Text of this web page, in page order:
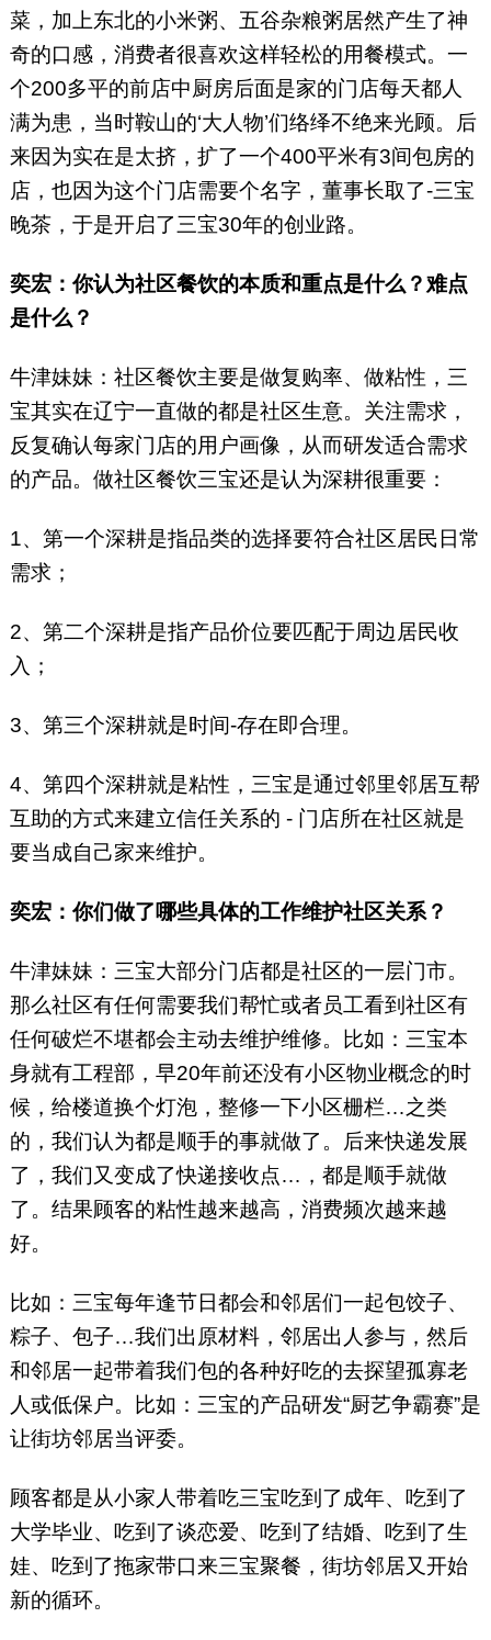
菜，加上东北的小米粥、五谷杂粮粥居然产生了神
奇的口感，消费者很喜欢这样轻松的用餐模式。一
个200多平的前店中厨房后面是家的门店每天都人
满为患，当时鞍山的‘大人物’们络绎不绝来光顾。后
来因为实在是太挤，扩了一个400平米有3间包房的
店，也因为这个门店需要个名字，董事长取了-三宝
晚茶，于是开启了三宝30年的创业路。
奕宏：你认为社区餐饮的本质和重点是什么？难点
是什么？
牛津妹妹：社区餐饮主要是做复购率、做粘性，三
宝其实在辽宁一直做的都是社区生意。关注需求，
反复确认每家门店的用户画像，从而研发适合需求
的产品。做社区餐饮三宝还是认为深耕很重要：
1、第一个深耕是指品类的选择要符合社区居民日常
需求；
2、第二个深耕是指产品价位要匹配于周边居民收
入；
3、第三个深耕就是时间-存在即合理。
4、第四个深耕就是粘性，三宝是通过邻里邻居互帮
互助的方式来建立信任关系的 - 门店所在社区就是
要当成自己家来维护。
奕宏：你们做了哪些具体的工作维护社区关系？
牛津妹妹：三宝大部分门店都是社区的一层门市。
那么社区有任何需要我们帮忙或者员工看到社区有
任何破烂不堪都会主动去维护维修。比如：三宝本
身就有工程部，早20年前还没有小区物业概念的时
候，给楼道换个灯泡，整修一下小区栅栏…之类
的，我们认为都是顺手的事就做了。后来快递发展
了，我们又变成了快递接收点…，都是顺手就做
了。结果顾客的粘性越来越高，消费频次越来越
好。
比如：三宝每年逢节日都会和邻居们一起包饺子、
粽子、包子…我们出原材料，邻居出人参与，然后
和邻居一起带着我们包的各种好吃的去探望孤寡老
人或低保户。比如：三宝的产品研发“厨艺争霸赛”是
让街坊邻居当评委。
顾客都是从小家人带着吃三宝吃到了成年、吃到了
大学毕业、吃到了谈恋爱、吃到了结婚、吃到了生
娃、吃到了拖家带口来三宝聚餐，街坊邻居又开始
新的循环。